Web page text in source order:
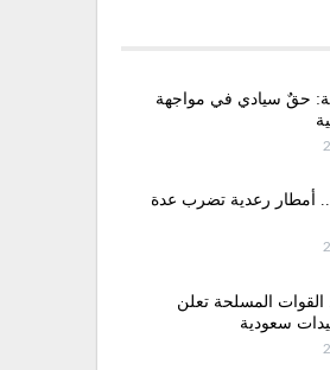
حقٌ سيادي في مواجهة
أمطار رعدية تضرب عدة
المسلحة تعلن
سعودية